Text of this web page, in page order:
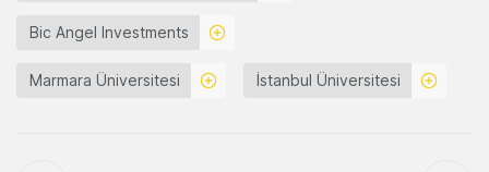
Bic Angel Investments
Marmara Üniversitesi İstanbul Üniversitesi